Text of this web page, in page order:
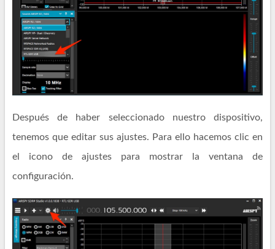
Después de haber seleccionado nuestro dispositivo,
tenemos que editar sus ajustes. Para ello hacemos clic en
el icono de ajustes para mostrar la ventana de
configuración.